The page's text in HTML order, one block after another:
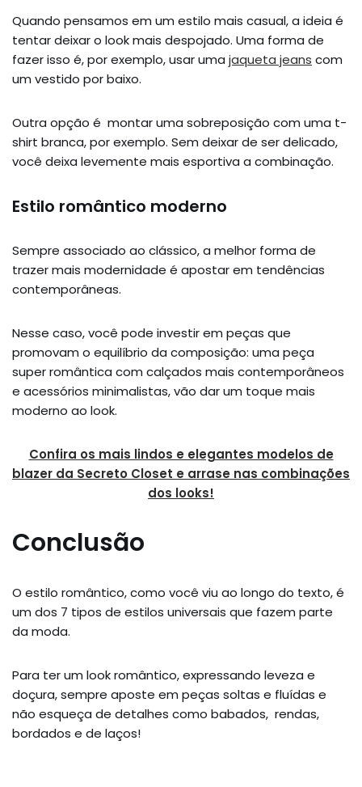
Quando pensamos em um estilo mais casual, a ideia é
tentar deixar o look mais despojado. Uma forma de
fazer isso é, por exemplo, usar uma jaqueta jeans com
um vestido por baixo.
Outra opção é montar uma sobreposição com uma t-
shirt branca, por exemplo. Sem deixar de ser delicado,
você deixa levemente mais esportiva a combinação.
Estilo romântico moderno
Sempre associado ao clássico, a melhor forma de
trazer mais modernidade é apostar em tendências
contemporâneas.
Nesse caso, você pode investir em peças que
promovam o equilíbrio da composição: uma peça
super romântica com calçados mais contemporâneos
e acessórios minimalistas, vão dar um toque mais
moderno ao look.
Confira os mais lindos e elegantes modelos de
blazer da Secreto Closet e arrase nas combinações
dos looks!
Conclusão
O estilo romântico, como você viu ao longo do texto, é
um dos 7 tipos de estilos universais que fazem parte
da moda.
Para ter um look romântico, expressando leveza e
doçura, sempre aposte em peças soltas e fluídas e
não esqueça de detalhes como babados, rendas,
bordados e de laços!